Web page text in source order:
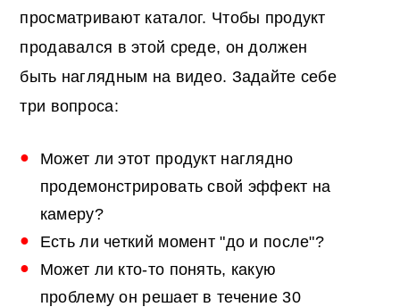
просматривают каталог. Чтобы продукт
продавался в этой среде, он должен
быть наглядным на видео. Задайте себе
три вопроса:
Может ли этот продукт наглядно
продемонстрировать свой эффект на
камеру?
Есть ли четкий момент "до и после"?
Может ли кто-то понять, какую
проблему он решает в течение 30